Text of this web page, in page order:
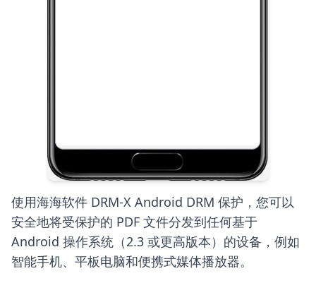
使用海海软件 DRM-X And​​roid DRM 保护，您可以
安全地将受保护的 PDF 文件分发到任何基于
Android 操作系统（2.3 或更高版本）的设备，例如
智能手机、平板电脑和便携式媒体播放器。